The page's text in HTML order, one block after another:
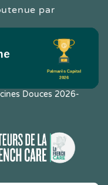
par
Douces 2026-